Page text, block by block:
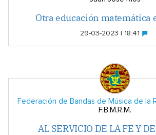
Otra educación matemática
29-03-2023 | 18:41
Federación de Bandas de Música de la
F.B.M.R.M.
AL SERVICIO DE LA FE Y